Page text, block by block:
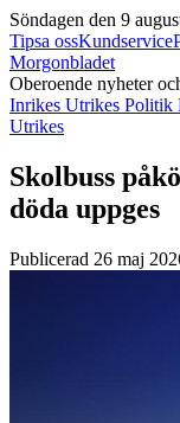
Söndagen den 9
Tipsa ossKundservice
Morgonbladet
Oberoende nyheter
Inrikes Utrikes Politik
Utrikes
Skolbuss
döda uppges
Publicerad 26 maj